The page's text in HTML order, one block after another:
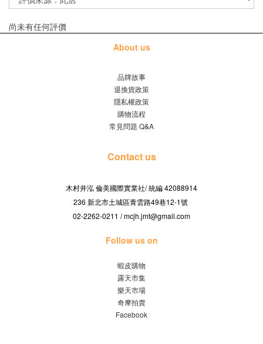
尚未有任何評價
About us
品牌故事
退換貨政策
隱私權政策
購物流程
常見問題 Q&A
Contact us
木村井泓 倫美國際實業社/統編 42088914
236 新北市土城區青雲路49巷12-1號
02-2262-0211 / mcjh.jmt@gmail.com
Follow us on
蝦皮購物
露天市集
樂天市場
奇摩拍賣
Facebook